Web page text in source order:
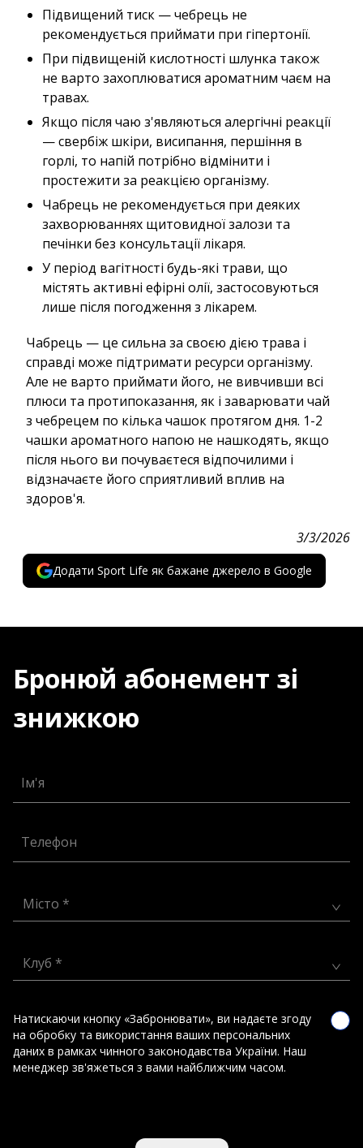
Підвищений тиск — чебрець не
рекомендується приймати при гіпертонії.
При підвищеній кислотності шлунка також
не варто захоплюватися ароматним чаєм на
травах.
Якщо після чаю з'являються алергічні реакції
— свербіж шкіри, висипання, першіння в
горлі, то напій потрібно відмінити і
простежити за реакцією організму.
Чабрець не рекомендується при деяких
захворюваннях щитовидної залози та
печінки без консультації лікаря.
У період вагітності будь-які трави, що
містять активні ефірні олії, застосовуються
лише після погодження з лікарем.
Чабрець — це сильна за своєю дією трава і
справді може підтримати ресурси організму.
Але не варто приймати його, не вивчивши всі
плюси та протипоказання, як і заварювати чай
з чебрецем по кілька чашок протягом дня. 1-2
чашки ароматного напою не нашкодять, якщо
після нього ви почуваєтеся відпочилими і
відзначаєте його сприятливий вплив на
здоров'я.
3/3/2026
Додати Sport Life як бажане джерело в Google
Бронюй абонемент зі
знижкою
Ім'я
Телефон
Місто *
Клуб *
Натискаючи кнопку «Забронювати», ви надаєте згоду
на обробку та використання ваших персональних
даних в рамках чинного законодавства України. Наш
менеджер зв'яжеться з вами найближчим часом.